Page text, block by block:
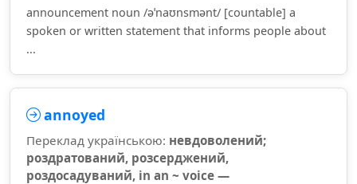
announcement noun /əˈnaʊnsmənt/ [countable] a
spoken or written statement that informs people about
...
annoyed
Переклад українською: невдоволений;
роздратований, розсерджений,
роздосадуваний, in an ~ voice —